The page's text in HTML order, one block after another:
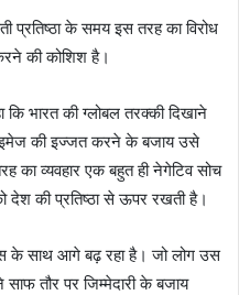
प्रतिष्ठा के समय इस तरह का विरोध
की कोशिश है।
कि भारत की ग्लोबल तरक्की दिखाने
इमेज की इज्जत करने के बजाय उसे
का व्यवहार एक बहुत ही नेगेटिव सोच
देश की प्रतिष्ठा से ऊपर रखती है।
के साथ आगे बढ़ रहा है। जो लोग उस
तौर पर जिम्मेदारी के बजाय